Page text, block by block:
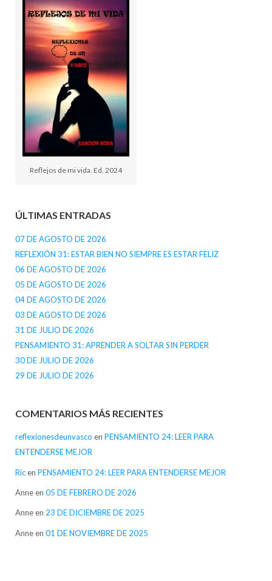
Reflejos de mi vida. Ed. 2024
ÚLTIMAS ENTRADAS
07 DE AGOSTO DE 2026
REFLEXIÓN 31: ESTAR BIEN NO SIEMPRE ES ESTAR FELIZ
06 DE AGOSTO DE 2026
05 DE AGOSTO DE 2026
04 DE AGOSTO DE 2026
03 DE AGOSTO DE 2026
31 DE JULIO DE 2026
PENSAMIENTO 31: APRENDER A SOLTAR SIN PERDER
30 DE JULIO DE 2026
29 DE JULIO DE 2026
COMENTARIOS MÁS RECIENTES
reflexionesdeunvasco en PENSAMIENTO 24: LEER PARA
ENTENDERSE MEJOR
Ricen PENSAMIENTO 24: LEER PARA ENTENDERSE MEJOR
Anneen 05 DE FEBRERO DE 2026
Anneen 23 DE DICIEMBRE DE 2025
Anneen 01 DE NOVIEMBRE DE 2025